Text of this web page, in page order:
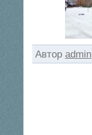
Автор admin